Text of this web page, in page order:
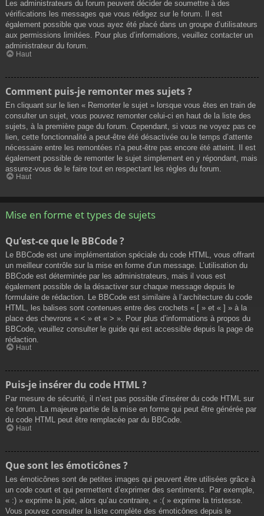
Les administrateurs du forum peuvent décider de soumettre à des
vérifications les messages que vous rédigez sur le forum. Il est
également possible que vous ayez été placé dans un groupe d’utilisateurs
aux permissions limitées. Pour plus d’informations, veuillez contacter un
administrateur du forum.
Haut
Comment puis-je remonter mes sujets ?
En cliquant sur le lien « Remonter le sujet » lorsque vous êtes en train de
consulter un sujet, vous pouvez remonter celui-ci en haut de la liste des
sujets, à la première page du forum. Cependant, si vous ne voyez pas ce
lien, cette fonctionnalité a peut-être été désactivée ou le temps d’attente
nécessaire entre les remontées n’a peut-être pas encore été atteint. Il est
également possible de remonter le sujet simplement en y répondant, mais
assurez-vous de le faire tout en respectant les règles du forum.
Haut
Mise en forme et types de sujets
Qu’est-ce que le BBCode ?
Le BBCode est une implémentation spéciale du code HTML, vous offrant
un meilleur contrôle sur la mise en forme d’un message. L’utilisation du
BBCode est déterminée par les administrateurs, mais il vous est
également possible de la désactiver sur chaque message depuis le
formulaire de rédaction. Le BBCode est similaire à l’architecture du code
HTML, les balises sont contenues entre des crochets « [ » et « ] » à la
place des chevrons « < » et « > ». Pour plus d’informations à propos du
BBCode, veuillez consulter le guide qui est accessible depuis la page de
rédaction.
Haut
Puis-je insérer du code HTML ?
Par mesure de sécurité, il n’est pas possible d’insérer du code HTML sur
ce forum. La majeure partie de la mise en forme qui peut être générée par
du code HTML peut être remplacée par du BBCode.
Haut
Que sont les émoticônes ?
Les émoticônes sont de petites images qui peuvent être utilisées grâce à
un code court et qui permettent d’exprimer des sentiments. Par exemple,
« :) » exprime la joie, alors qu’au contraire, « :( » exprime la tristesse.
Vous pouvez consulter la liste complète des émoticônes depuis le